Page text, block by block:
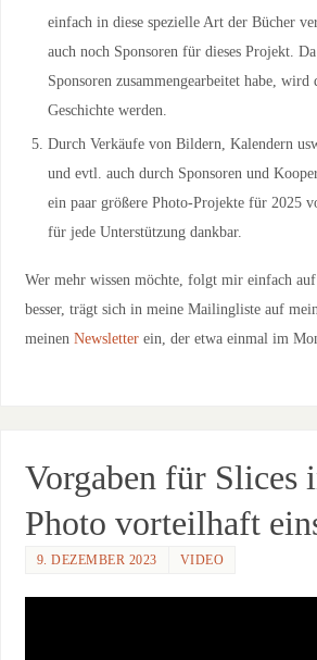
einfach in diese spezielle Art der Bücher
auch noch Sponsoren für dieses Projekt.
Sponsoren zusammengearbeitet habe, wird
Geschichte werden.
Durch Verkäufe von Bildern, Kalendern
und evtl. auch durch Sponsoren und
ein paar größere Photo-Projekte für 2025
für jede Unterstützung dankbar.
Wer mehr wissen möchte, folgt mir einfach
besser, trägt sich in meine Mailingliste auf
meinen Newsletterein, der etwa einmal im
Vorgaben für
Photo vorteilhaft
9. DEZEMBER 2023 VIDEO